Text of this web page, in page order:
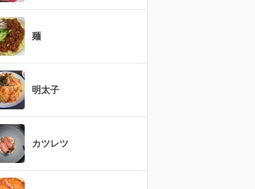
麺
明太子
カツレツ